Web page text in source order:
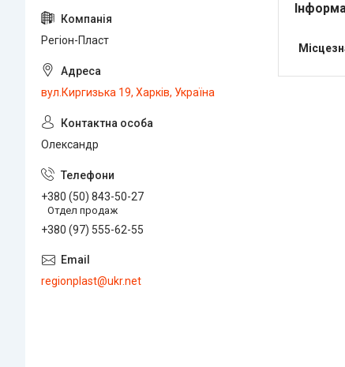
Регіон-Пласт
вул.Киргизька 19, Харків, Україна
Олександр
+380 (50) 843-50-27
Отдел продаж
+380 (97) 555-62-55
regionplast@ukr.net